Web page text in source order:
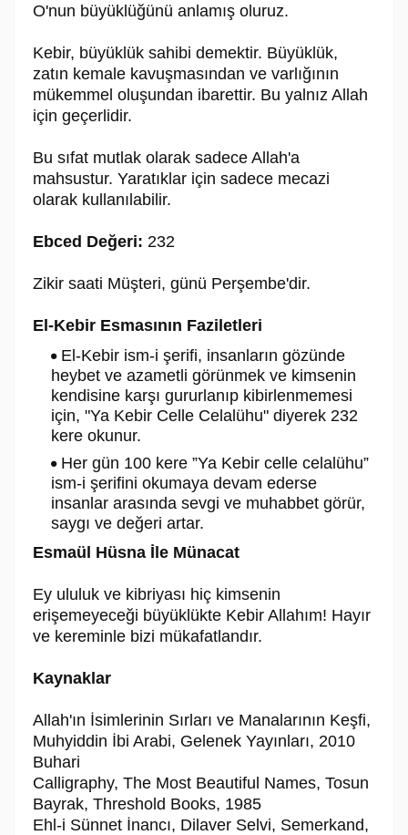
O'nun büyüklüğünü anlamış oluruz.
Kebir, büyüklük sahibi demektir. Büyüklük,
zatın kemale kavuşmasından ve varlığının
mükemmel oluşundan ibarettir. Bu yalnız Allah
için geçerlidir.
Bu sıfat mutlak olarak sadece Allah'a
mahsustur. Yaratıklar için sadece mecazi
olarak kullanılabilir.
Ebced Değeri: 232
Zikir saati Müşteri, günü Perşembe'dir.
El-Kebir Esmasının Faziletleri
El-Kebir ism-i şerifi, insanların gözünde
heybet ve azametli görünmek ve kimsenin
kendisine karşı gururlanıp kibirlenmemesi
için, "Ya Kebir Celle Celalühu" diyerek 232
kere okunur.
Her gün 100 kere ”Ya Kebir celle celalühu”
ism-i şerifini okumaya devam ederse
insanlar arasında sevgi ve muhabbet görür,
saygı ve değeri artar.
Esmaül Hüsna İle Münacat
Ey ululuk ve kibriyası hiç kimsenin
erişemeyeceği büyüklükte Kebir Allahım! Hayır
ve kereminle bizi mükafatlandır.
Kaynaklar
Allah'ın İsimlerinin Sırları ve Manalarının Keşfi,
Muhyiddin İbi Arabi, Gelenek Yayınları, 2010
Buhari
Calligraphy, The Most Beautiful Names, Tosun
Bayrak, Threshold Books, 1985
Ehl-i Sünnet İnancı, Dilaver Selvi, Semerkand,